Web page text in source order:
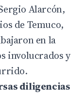
Alarcón,
de Temuco,
en la
involucrados y
diligencias